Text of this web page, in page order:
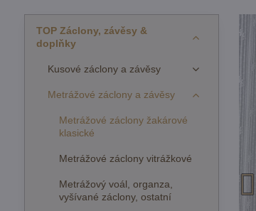
TOP Záclony, závěsy &
doplňky
Kusové záclony a závěsy
Metrážové záclony a závěsy
Metrážové záclony žakárové
klasické
Metrážové záclony vitrážkové
Metrážový voál, organza,
vyšívané záclony, ostatní